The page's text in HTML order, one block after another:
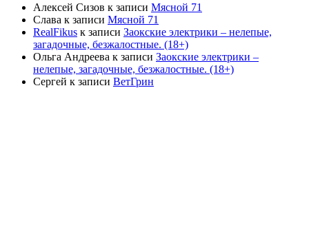
Алексей Сизов к записи Мясной 71
Слава к записи Мясной 71
RealFikus к записи Заокские электрики – нелепые,
загадочные, безжалостные. (18+)
Ольга Андреева к записи Заокские электрики –
нелепые, загадочные, безжалостные. (18+)
Сергей к записи ВетГрин